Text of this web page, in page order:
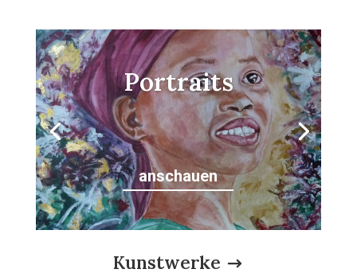
Portraits
anschauen
Kunstwerke $